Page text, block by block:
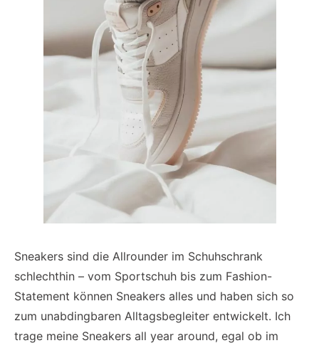
Sneakers sind die Allrounder im Schuhschrank
schlechthin – vom Sportschuh bis zum Fashion-
Statement können Sneakers alles und haben sich so
zum unabdingbaren Alltagsbegleiter entwickelt. Ich
trage meine Sneakers all year around, egal ob im